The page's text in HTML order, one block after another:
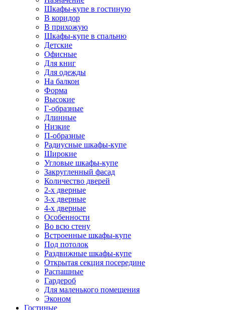
Шкафы-купе в гостиную
В коридор
В прихожую
Шкафы-купе в спальню
Детские
Офисные
Для книг
Для одежды
На балкон
Форма
Высокие
Г-образные
Длинные
Низкие
П-образные
Радиусные шкафы-купе
Широкие
Угловые шкафы-купе
Закругленный фасад
Количество дверей
2-х дверные
3-х дверные
4-х дверные
Особенности
Во всю стену
Встроенные шкафы-купе
Под потолок
Раздвижные шкафы-купе
Открытая секция посередине
Распашные
Гардероб
Для маленького помещения
Эконом
Гостиные